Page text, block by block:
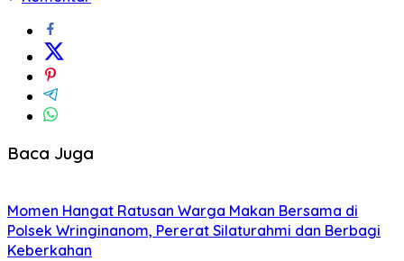
Baca Juga
Momen Hangat Ratusan Warga Makan Bersama di
Polsek Wringinanom, Pererat Silaturahmi dan Berbagi
Keberkahan